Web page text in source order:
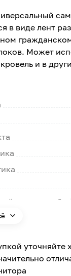
в виде лент
Может
и в
срок службы
температура
уточняйте